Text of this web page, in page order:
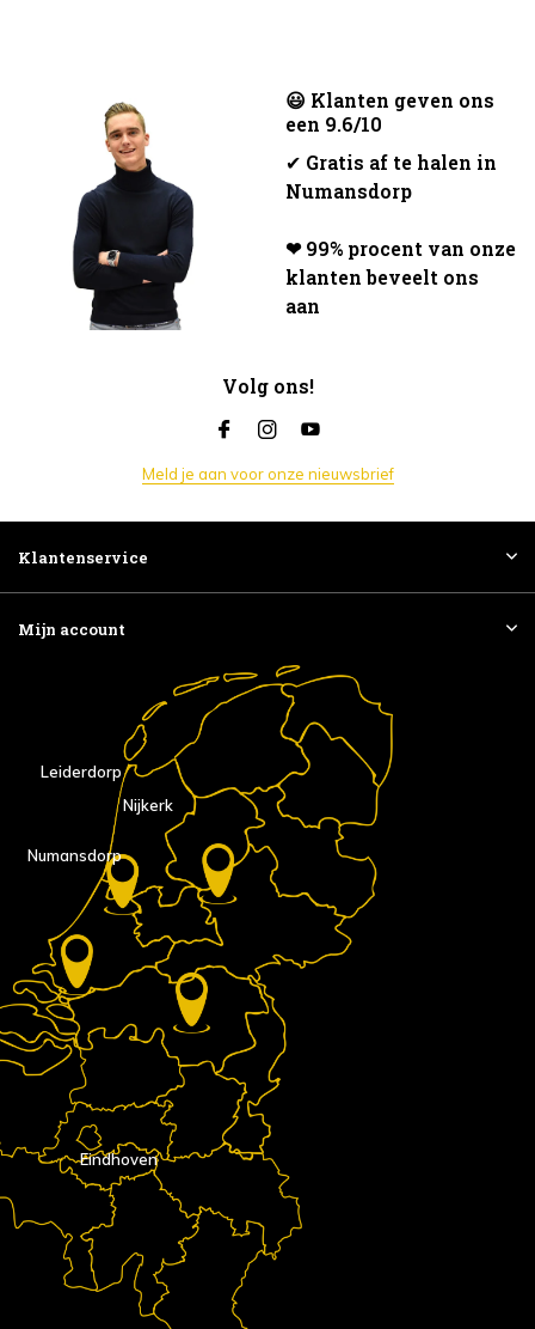
😃 Klanten geven ons
een 9.6/10
✔ Gratis af te halen in
Numansdorp
❤ 99% procent van onze
klanten beveelt ons
aan
Volg ons!
Meld je aan voor onze nieuwsbrief
Klantenservice
Mijn account
Eindhoven
Nijkerk
Numansdorp
Leiderdorp